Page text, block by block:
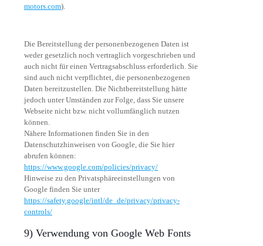
motors.com).
Die Bereitstellung der personenbezogenen Daten ist
weder gesetzlich noch vertraglich vorgeschrieben und
auch nicht für einen Vertragsabschluss erforderlich. Sie
sind auch nicht verpflichtet, die personenbezogenen
Daten bereitzustellen. Die Nichtbereitstellung hätte
jedoch unter Umständen zur Folge, dass Sie unsere
Webseite nicht bzw. nicht vollumfänglich nutzen
können.
Nähere Informationen finden Sie in den
Datenschutzhinweisen von Google, die Sie hier
abrufen können:
https://www.google.com/policies/privacy/
Hinweise zu den Privatsphäreeinstellungen von
Google finden Sie unter
https://safety.google/intl/de_de/privacy/privacy-
controls/
9) Verwendung von Google Web Fonts